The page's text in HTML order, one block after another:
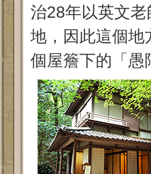
治28年以英文
地，因此這個地
個屋簷下的「愚